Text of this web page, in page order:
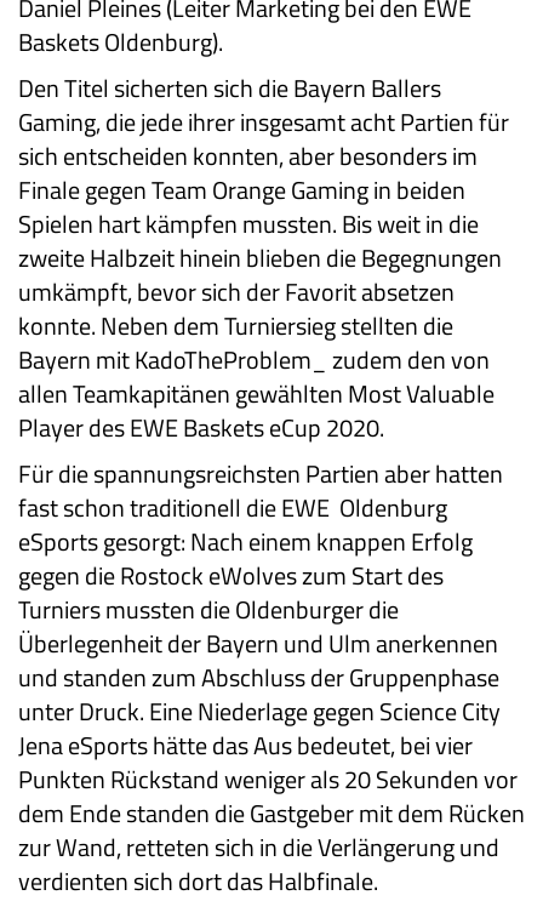
Baskets Oldenburg).
Den Titel sicherten sich die Bayern Ballers
Gaming, die jede ihrer insgesamt acht Partien für
sich entscheiden konnten, aber besonders im
Finale gegen Team Orange Gaming in beiden
Spielen hart kämpfen mussten. Bis weit in die
zweite Halbzeit hinein blieben die Begegnungen
umkämpft, bevor sich der Favorit absetzen
konnte. Neben dem Turniersieg stellten die
Bayern mit KadoTheProblem_ zudem den von
allen Teamkapitänen gewählten Most Valuable
Player des EWE Baskets eCup 2020.
Für die spannungsreichsten Partien aber hatten
fast schon traditionell die EWE Oldenburg
eSports gesorgt: Nach einem knappen Erfolg
gegen die Rostock eWolves zum Start des
Turniers mussten die Oldenburger die
Überlegenheit der Bayern und Ulm anerkennen
und standen zum Abschluss der Gruppenphase
unter Druck. Eine Niederlage gegen Science City
Jena eSports hätte das Aus bedeutet, bei vier
Punkten Rückstand weniger als 20 Sekunden vor
dem Ende standen die Gastgeber mit dem Rücken
zur Wand, retteten sich in die Verlängerung und
verdienten sich dort das Halbfinale.